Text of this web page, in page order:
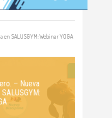
SALUSGYM: Webinar YOGA
– Nueva